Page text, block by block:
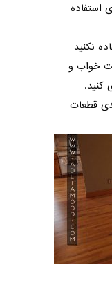
استفاده
نکنید
خواب و
کنید.
قطعات